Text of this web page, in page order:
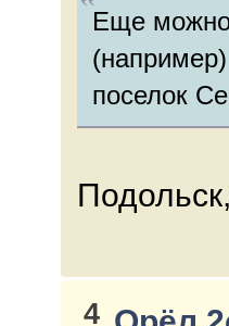
Еще можно
поселок
4